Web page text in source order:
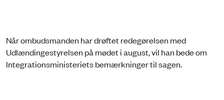
Når ombudsmanden har drøftet redegørelsen med
Udlændingestyrelsen på mødet i august, vil han bede om
Integrationsministeriets bemærkninger til sagen.